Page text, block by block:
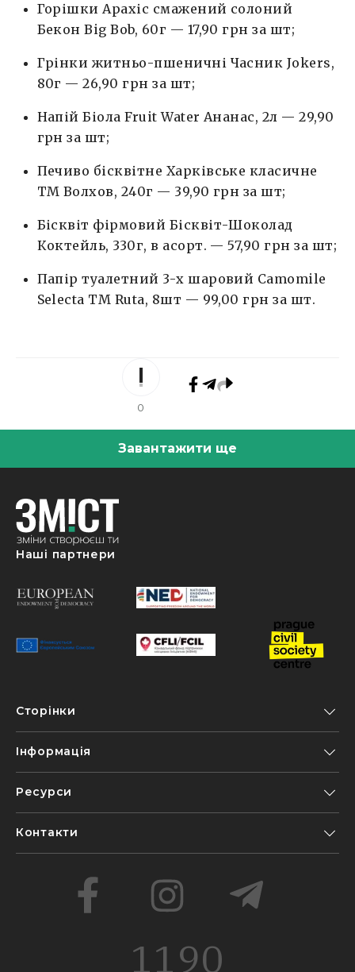
Горішки Арахіс смажений солоний
Бекон Big Bob, 60г — 17,90 грн за шт;
Грінки житньо-пшеничні Часник Jokers,
80г — 26,90 грн за шт;
Напій Біола Fruit Water Ананас, 2л — 29,90
грн за шт;
Печиво бісквітне Харківське класичне
ТМ Волхов, 240г — 39,90 грн за шт;
Бісквіт фірмовий Бісквіт-Шоколад
Коктейль, 330г, в асорт. — 57,90 грн за шт;
Папір туалетний 3-х шаровий Camomile
Selecta TM Ruta, 8шт — 99,00 грн за шт.
0
Завантажити ще
Наші партнери
Сторінки
Інформація
Ресурси
Контакти
1190